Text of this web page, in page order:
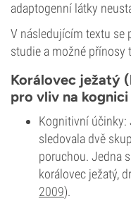
adaptogenní látky
V následujícím textu se
studie a možné přínosy
Korálovec ježatý
pro vliv na kognici
Kognitivní účinky:
sledovala dvě
poruchou. Jedna
korálovec ježatý,
2009).